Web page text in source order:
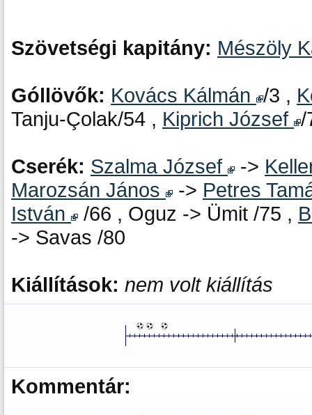
Szövetségi kapitány: Mészöly
Góllövők: Kovács Kálmán /3 ,
Tanju-Çolak/54 , Kiprich József /
Cserék: Szalma József ->
Marozsán János
-> Petres
István
/66 , Oguz -> Ümit /75 ,
-> Savas /80
Kiállítások: nem volt kiállítás
Kommentár: